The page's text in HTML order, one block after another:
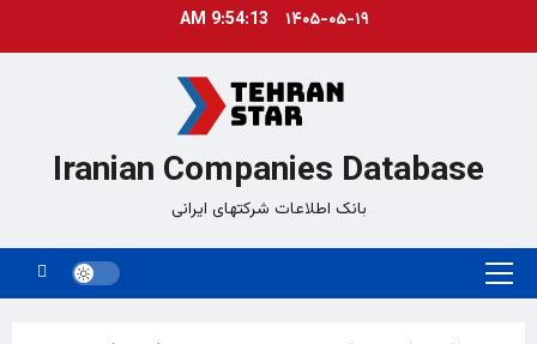
۱۴۰۵-۰۵-۱۹ 9:54:13 AM
Iranian Companies Database
بانک اطلاعات شرکتهای ایرانی
Primary